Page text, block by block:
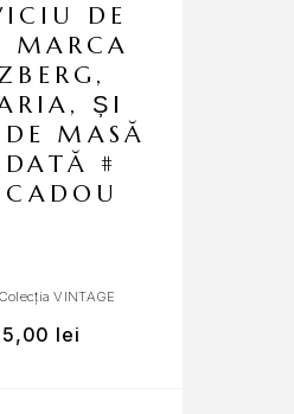
DE
MARCA
ȘI
MASĂ
#
CADOU
VINTAGE
lei